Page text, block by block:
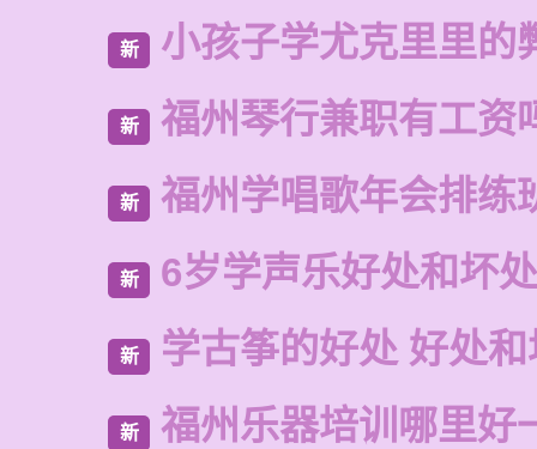
新 小孩子学尤克里里的
新 福州琴行兼职有工资
新 福州学唱歌年会排练
新 6岁学声乐好处和坏处
新 学古筝的好处 好处
新 福州乐器培训哪里好